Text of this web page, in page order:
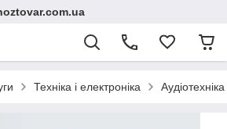
Техніка і електроніка